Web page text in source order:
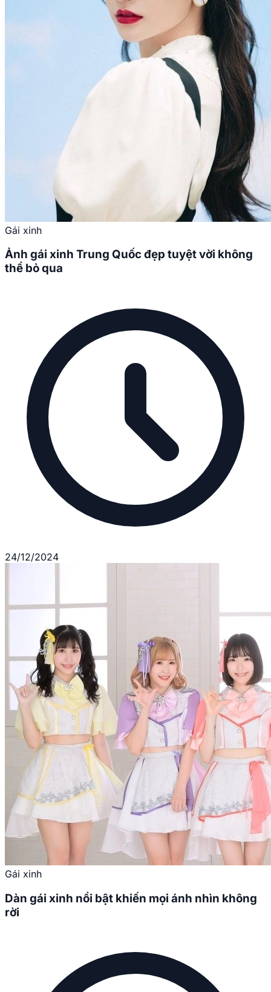
Gái xinh
Ảnh gái xinh Trung Quốc đẹp tuyệt vời không
thể bỏ qua
24/12/2024
Gái xinh
Dàn gái xinh nổi bật khiến mọi ánh nhìn không
rời